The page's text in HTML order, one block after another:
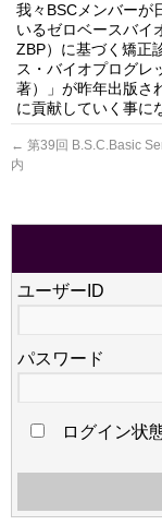
我々BSCメンバーが
いるゼロベースバイ
ZBP）に基づく矯正
ス・バイオプログ
著）」が昨年出版さ
に貢献していく事に
← 第39回 B.S.C.Basic
内
ユーザーID
パスワード
ログイン状